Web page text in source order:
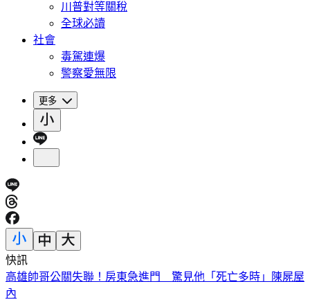
川普對等關稅
全球必讀
社會
毒駕連爆
警察愛無限
更多
快訊
晚起南部雨勢接力！專家曝「雨炸北台灣關鍵」 估這時起緩
和